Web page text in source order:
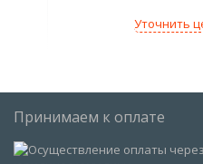
Уточнить
Принимаем к оплате